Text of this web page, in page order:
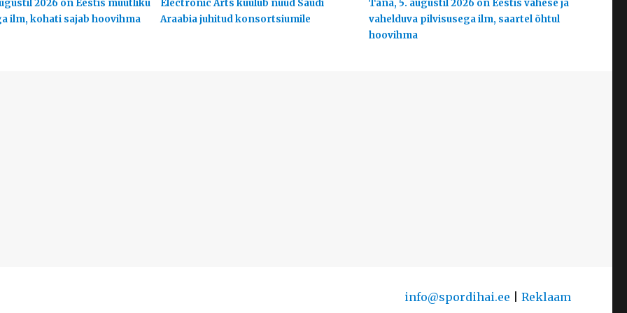
2026 on Eestis muutliku
ilm, kohati sajab hoovihma
Electronic Arts kuulub nüüd Saudi
Araabia juhitud konsortsiumile
Täna, 5. augustil 2026 on Eestis vähese ja
vahelduva pilvisusega ilm, saartel õhtul
hoovihma
info@spordihai.ee Reklaam